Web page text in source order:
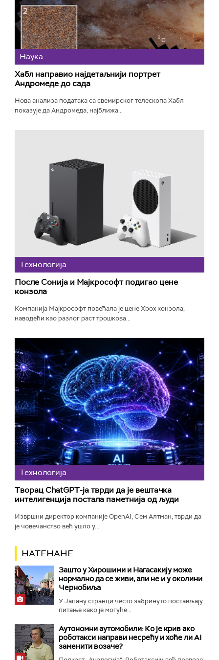
Наука
Хабл направио најдетаљнији портрет
Андромеде до сада
Нова анализа података са свемирског телескопа Хабл
показује да Андромеда, најближа...
Технологијa
После Сонија и Мајкрософт подигао цене
конзола
Компанија Мајкрософт повећала је цене Xbox конзола,
наводећи као разлог раст трошкова...
Технологијa
Творац ChatGPT-ја тврди да је вештачка
интелигенција постала паметнија од људи
Извршни директор компаније OpenAI, Сем Алтман, тврди да
је човечанство већ ушло у...
НАТЕНАНЕ
Зашто у Хирошими и Нагасакију може
нормално да се живи, али не и у околини
Чернобиља
У Јапану странци често забринуто постављају
питање како је могуће...
Аутономни аутомобили: Ко је крив ако
роботакси направи несрећу и хоће ли AI
заменити возаче?